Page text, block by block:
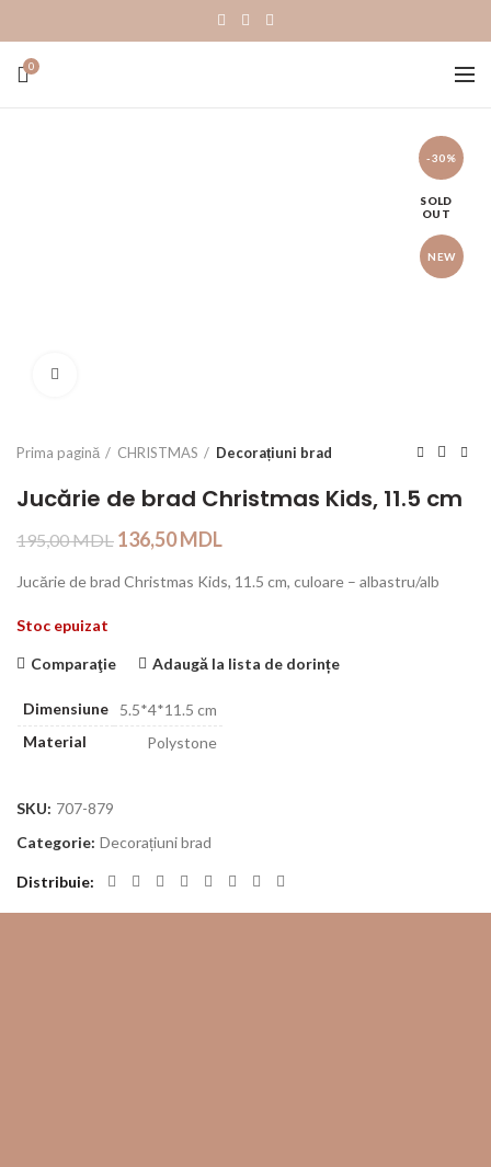
0
-30%
SOLD
OUT
NEW
Prima pagină CHRISTMAS Decorațiuni brad
Jucărie de brad Christmas Kids, 11.5 cm
195,00MDL 136,50MDL
Jucărie de brad Christmas Kids, 11.5 cm, culoare – albastru/alb
Stoc epuizat
Comparaţie Adaugă la lista de dorințe
Dimensiune
5.5*4*11.5 cm
Material
Polystone
SKU: 707-879
Categorie: Decorațiuni brad
Distribuie